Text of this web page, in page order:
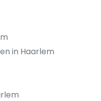
in Haarlem